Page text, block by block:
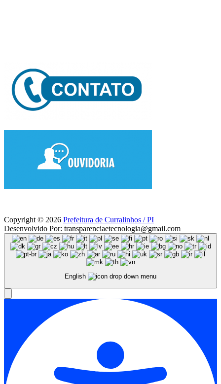
Copyright © 2026 Prefeitura de Curralinhos / PI
Desenvolvido Por: transparenciaetecnologia@gmail.com
English